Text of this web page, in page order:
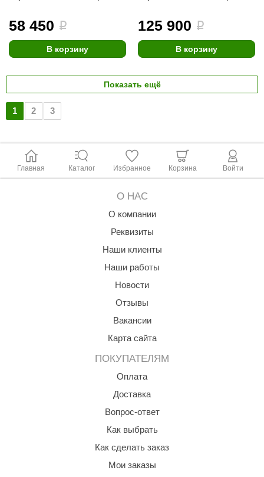
58 450 i
В корзину
125 900 i
В корзину
Показать ещё
1 2 3
Главная Каталог Избранное Корзина Войти
О НАС
О компании
Реквизиты
Наши клиенты
Наши работы
Новости
Отзывы
Вакансии
Карта сайта
ПОКУПАТЕЛЯМ
Оплата
Доставка
Вопрос-ответ
Как выбрать
Как сделать заказ
Мои заказы